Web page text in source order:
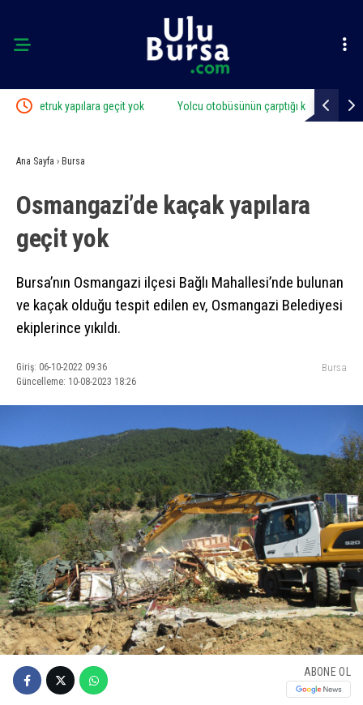
Yolcu otobüsünün çarptığı kadın ağır yaralandı
Ana Sayfa › Bursa
Osmangazi’de kaçak yapılara
geçit yok
Bursa’nın Osmangazi ilçesi Bağlı Mahallesi’nde bulunan
ve kaçak olduğu tespit edilen ev, Osmangazi Belediyesi
ekiplerince yıkıldı.
Giriş: 06-10-2022 09:36
Güncelleme: 10-08-2023 18:26
Bursa
ABONE OL